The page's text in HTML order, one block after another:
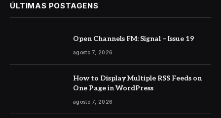
ÚLTIMAS POSTAGENS
Open Channels FM: Signal – Issue 19
agosto 7, 2026
How to Display Multiple RSS Feeds on
One Page in WordPress
agosto 7, 2026